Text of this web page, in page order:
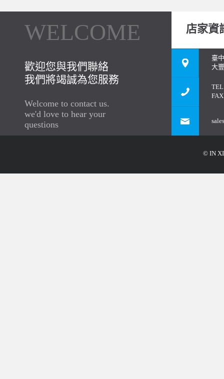
WELCOME
歡迎您與我們聯絡
我們將竭誠為您服務
Welcome to contact us.
we'd love to hear your
questions
店家資
臺
大
© IN